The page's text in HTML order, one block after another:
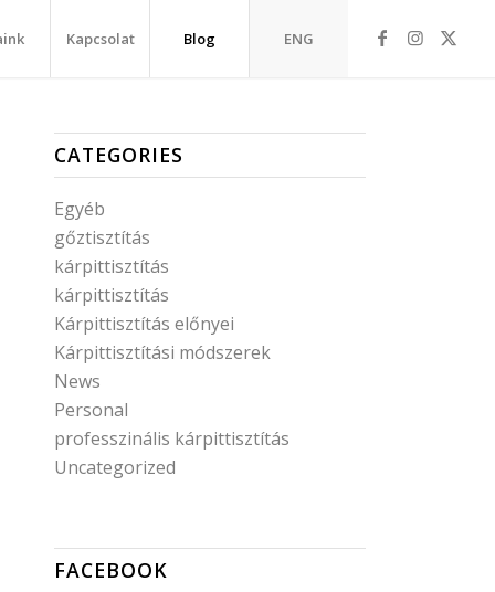
Kapcsolat Blog ENG
CATEGORIES
Egyéb
gőztisztítás
kárpittisztítás
kárpittisztítás
Kárpittisztítás előnyei
Kárpittisztítási módszerek
News
Personal
professzinális kárpittisztítás
Uncategorized
FACEBOOK